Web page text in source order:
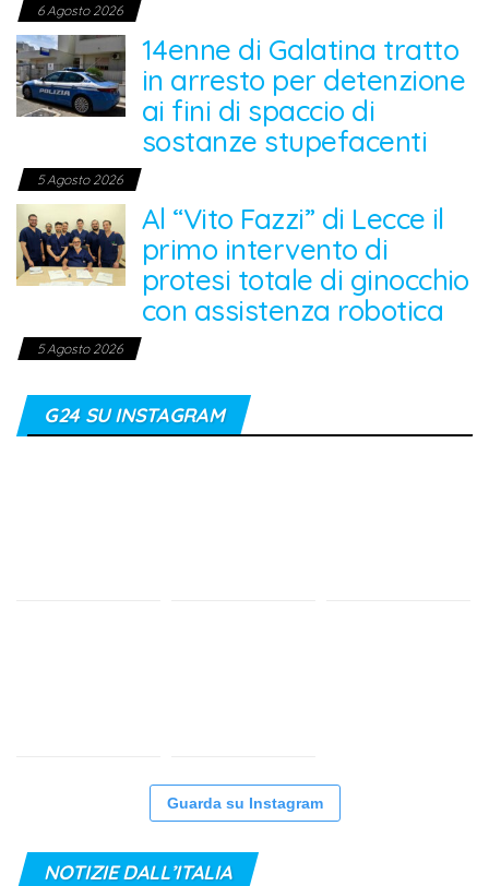
6 Agosto 2026
14enne di Galatina tratto
in arresto per detenzione
ai fini di spaccio di
sostanze stupefacenti
5 Agosto 2026
Al “Vito Fazzi” di Lecce il
primo intervento di
protesi totale di ginocchio
con assistenza robotica
5 Agosto 2026
G24 SU INSTAGRAM
Guarda su Instagram
NOTIZIE DALL’ITALIA